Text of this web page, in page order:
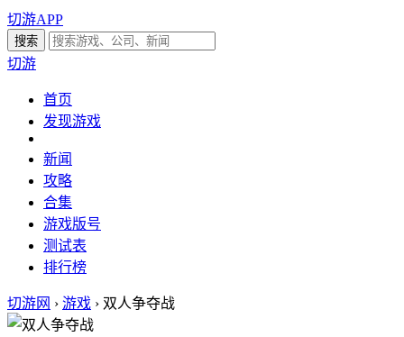
切游APP
切游
首页
发现游戏
新闻
攻略
合集
游戏版号
测试表
排行榜
切游网 › 游戏 › 双人争夺战